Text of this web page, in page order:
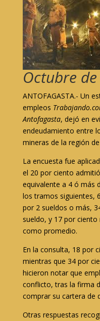
Octubre
ANTOFAGASTA.- Un
empleos
Antofagasta, dejó en
endeudamiento entre
mineras de la región
La encuesta fue
el 20 por ciento
equivalente a 4 ó más
los tramos siguientes,
por 2 sueldos o más,
sueldo, y 17 por
como promedio.
En la consulta, 18 por
mientras que 34 por
hicieron notar que
conflicto, tras la firma
comprar su cartera de
Otras respuestas